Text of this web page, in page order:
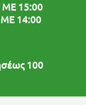
ΜΕ 15:00
ΜΕ 14:00
100